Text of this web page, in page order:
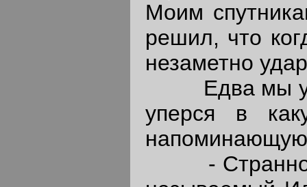
Моим
решил, что
незаметно
Едва мы
уперся в
напоминающую
- Странно, -